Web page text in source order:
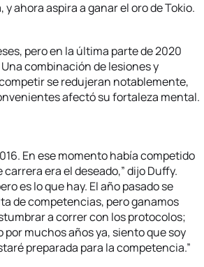
ahora aspira a ganar el oro de Tokio.
pero en la última parte de 2020
combinación de lesiones y
se redujeran notablemente,
afectó su fortaleza mental.
En ese momento había competido
era el deseado,” dijo Duffy.
es lo que hay. El año pasado se
de competencias, pero ganamos
a correr con los protocolos;
muchos años ya, siento que soy
preparada para la competencia.”